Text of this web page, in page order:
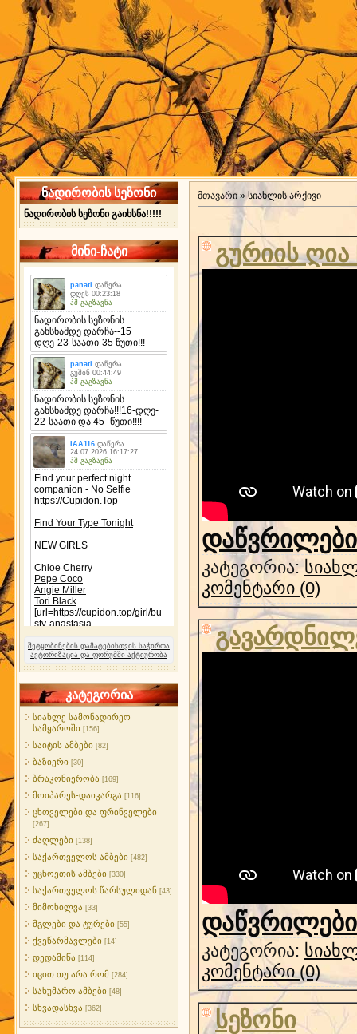
ნადირობის სეზონი
ნადირობის სეზონი გაიხსნა!!!!!
მინი-ჩატი
შეტყობინების დამატებისთვის საჭიროა
ავტორიზაცია და ფორუმში აქტიურობა
კატეგორია
სიახლე სამონადირეო
სამყაროში [156]
საიტის ამბები [82]
ბაზიერი [30]
ბრაკონიერობა [169]
მოიპარეს-დაიკარგა [116]
ცხოველები და ფრინველები
[267]
ძაღლები [138]
საქართველოს ამბები [482]
უცხოეთის ამბები [330]
საქართველოს წარსულიდან [43]
მიმოხილვა [33]
მგლები და ტურები [55]
ქვეწარმავლები [14]
დედამიწა [114]
იცით თუ არა რომ [284]
სახუმარო ამბები [48]
სხვადასხვა [362]
მთავარი » სიახლის არქივი
გურიის ღია
კატეგორია:
კომენტარი (0)
კატეგორია:
კომენტარი (0)
სეზონი